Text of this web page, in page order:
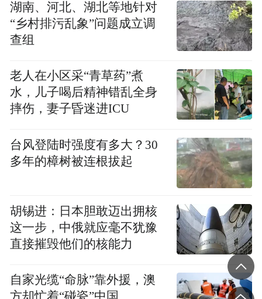
于其可行性研究报告预测的可能性。
晶晨股份接受110家机构调研，晶晨股份是一
用于多领域。该公司AI技术在2025年上半年
迎来规模化商用突破，机构主要询问AI技术
方面的具体成果应用和AI技术研发投入计划
等。
湖南、河北、湖北等地针对
“乡村排污乱象”问题成立调
查组
老人在小区采“青草药”煮
水，儿子喝后精神错乱全身
摔伤，妻子昏迷进ICU
台风登陆时强度有多大？30
多年的樟树被连根拔起
胡锡进：日本胆敢迈出拥核
这一步，中俄就应毫不犹豫
直接摧毁他们的核能力
自家光缆“命脉”靠外援，澳
方却忙着“碰瓷”中国